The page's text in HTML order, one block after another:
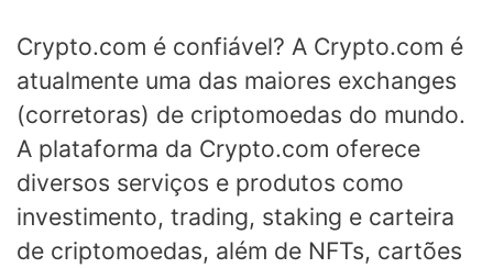
Crypto.com é confiável? A Crypto.com é
atualmente uma das maiores exchanges
(corretoras) de criptomoedas do mundo.
A plataforma da Crypto.com oferece
diversos serviços e produtos como
investimento, trading, staking e carteira
de criptomoedas, além de NFTs, cartões